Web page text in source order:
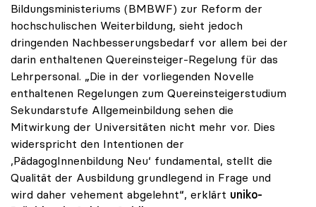
Bildungsministeriums (BMBWF) zur Reform der
hochschulischen Weiterbildung, sieht jedoch
dringenden Nachbesserungsbedarf vor allem bei der
darin enthaltenen Quereinsteiger-Regelung für das
Lehrpersonal. „Die in der vorliegenden Novelle
enthaltenen Regelungen zum Quereinsteigerstudium
Sekundarstufe Allgemeinbildung sehen die
Mitwirkung der Universitäten nicht mehr vor. Dies
widerspricht den Intentionen der
,PädagogInnenbildung Neu‘ fundamental, stellt die
Qualität der Ausbildung grundlegend in Frage und
wird daher vehement abgelehnt“, erklärt uniko-